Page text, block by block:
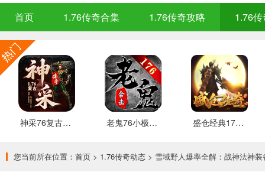
首页 1.76传奇合集 1.76传奇攻略 1.76
神采76复古加强版 安卓下载 老鬼76小极品合击 推荐 盛仓经典176 安卓下载
您当前所在位置： 首页 > 1.76传奇动态 > 雪域野人爆率全解：战神法神